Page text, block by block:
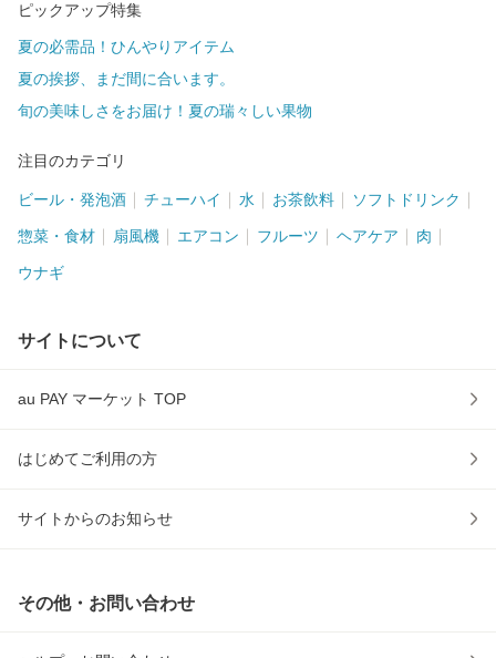
ピックアップ特集
夏の必需品！ひんやりアイテム
夏の挨拶、まだ間に合います。
旬の美味しさをお届け！夏の瑞々しい果物
注目のカテゴリ
ビール・発泡酒 チューハイ 水 お茶飲料 ソフトドリンク
惣菜・食材 扇風機 エアコン フルーツ ヘアケア 肉
ウナギ
サイトについて
au PAY マーケット TOP
はじめてご利用の方
サイトからのお知らせ
その他・お問い合わせ